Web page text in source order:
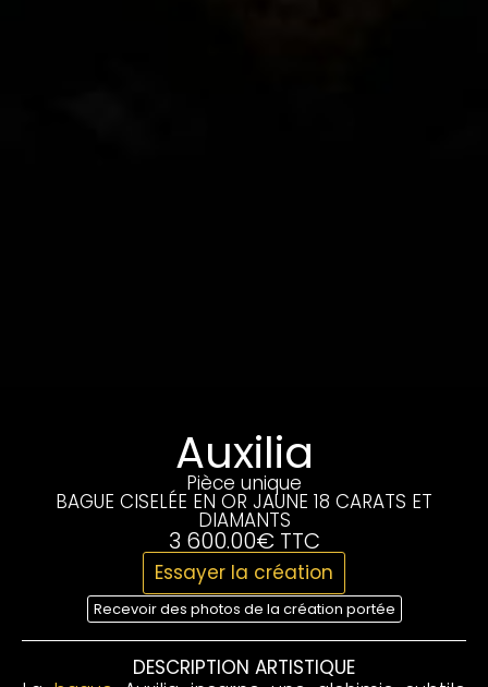
Auxilia
Pièce unique
BAGUE CISELÉE EN OR JAUNE 18 CARATS ET
DIAMANTS
3 600.00€ TTC
Essayer la création
Recevoir des photos de la création portée
DESCRIPTION ARTISTIQUE